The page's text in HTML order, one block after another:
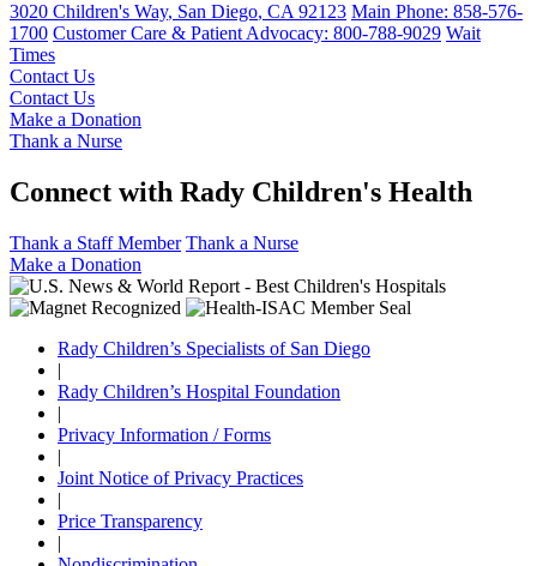
3020 Children's Way, San Diego, CA 92123 Main Phone: 858-576-
1700 Customer Care & Patient Advocacy: 800-788-9029 Wait
Times
Contact Us
Contact Us
Make a Donation
Thank a Nurse
Connect with Rady Children's Health
Thank a Staff Member Thank a Nurse
Make a Donation
Rady Children’s Specialists of San Diego
|
Rady Children’s Hospital Foundation
|
Privacy Information / Forms
|
Joint Notice of Privacy Practices
|
Price Transparency
|